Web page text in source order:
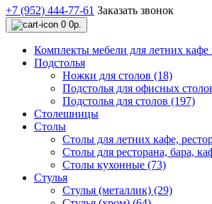
+7 (952) 444-77-61 Заказать звонок
0 0р.
Комплекты мебели для летних кафе
Подстолья
Ножки для столов (18)
Подстолья для офисных
Подстолья для столов (197)
Столешницы
Столы
Столы для летних кафе,
Столы для ресторана, бара,
Столы кухонные (73)
Стулья
Стулья (металлик) (29)